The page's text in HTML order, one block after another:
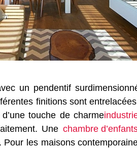
un pendentif
finitions sont
touche de charme
Une chambre
les maisons